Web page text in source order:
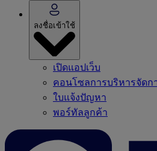
ลงชื่อเข้าใช้
เปิดแอปเว็บ
คอนโซลการบริหารจัดก
ใบแจ้งปัญหา
พอร์ทัลลูกค้า